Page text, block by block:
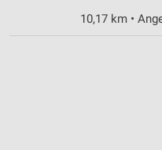
10,17 km •